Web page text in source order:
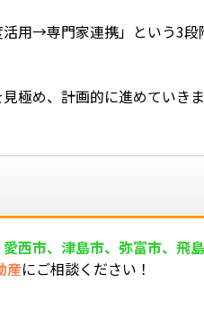
用→専門家連携」という3段
極め、計画的に進めていき
西市、津島市、弥富市、飛
産にご相談ください！